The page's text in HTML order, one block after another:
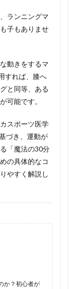
ランニングマ
子もありませ
動きをするマ
すれば、膝へ
と同等、ある
可能です。
スポーツ医学
づき、運動が
「魔法の30分
の具体的なコ
やすく解説し
か？初心者が